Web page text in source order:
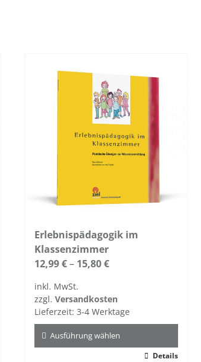
Erlebnispädagogik im
Klassenzimmer
12,99€– 15,80€
inkl. MwSt.
zzgl. Versandkosten
Lieferzeit: 3-4 Werktage
Ausführung wählen
Details